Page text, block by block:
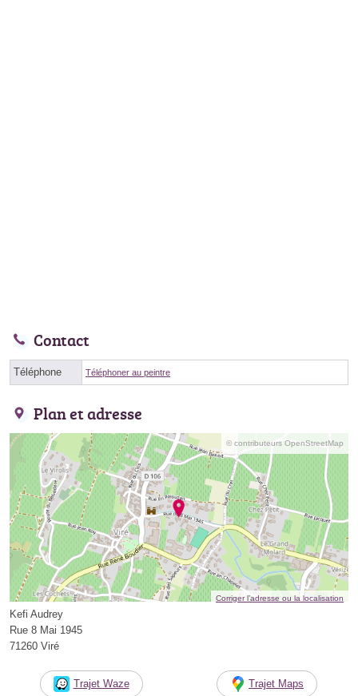
Contact
Téléphone Téléphoner au peintre
Plan et adresse
© contributeurs OpenStreetMap
Corriger l’adresse ou la localisation
Kefi Audrey
Rue 8 Mai 1945
71260 Viré
Trajet Waze Trajet Maps